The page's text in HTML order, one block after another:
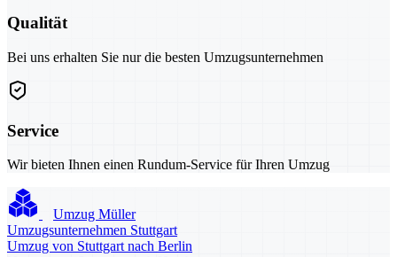
Qualität
Bei uns erhalten Sie nur die besten Umzugsunternehmen
Service
Wir bieten Ihnen einen Rundum-Service für Ihren Umzug
Umzug Müller
Umzugsunternehmen Stuttgart
Umzug von Stuttgart nach Berlin